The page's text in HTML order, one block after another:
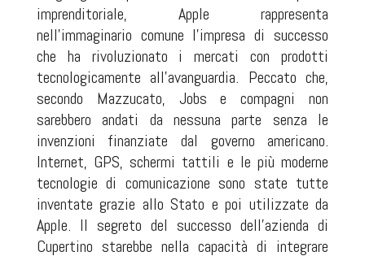
imprenditoriale, Apple rappresenta
nell’immaginario comune l’impresa di successo
che ha rivoluzionato i mercati con prodotti
tecnologicamente all’avanguardia. Peccato che,
secondo Mazzucato, Jobs e compagni non
sarebbero andati da nessuna parte senza le
invenzioni finanziate dal governo americano.
Internet, GPS, schermi tattili e le più moderne
tecnologie di comunicazione sono state tutte
inventate grazie allo Stato e poi utilizzate da
Apple. Il segreto del successo dell’azienda di
Cupertino starebbe nella capacità di integrare